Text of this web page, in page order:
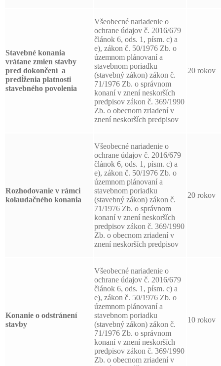
Stavebné konania
vrátane zmien stavby
pred dokončení a
predĺženia platnosti
stavebného povolenia
Všeobecné nariadenie o
ochrane údajov č. 2016/679
článok 6, ods. 1, písm. c) a
e), zákon č. 50/1976 Zb. o
územnom plánovaní a
stavebnom poriadku
(stavebný zákon) zákon č.
71/1976 Zb. o správnom
konaní v znení neskorších
predpisov zákon č. 369/1990
Zb. o obecnom zriadení v
znení neskorších predpisov
20 rokov
Rozhodovanie v rámci
kolaudačného konania
Všeobecné nariadenie o
ochrane údajov č. 2016/679
článok 6, ods. 1, písm. c) a
e), zákon č. 50/1976 Zb. o
územnom plánovaní a
stavebnom poriadku
(stavebný zákon) zákon č.
71/1976 Zb. o správnom
konaní v znení neskorších
predpisov zákon č. 369/1990
Zb. o obecnom zriadení v
znení neskorších predpisov
20 rokov
Konanie o odstránení
stavby
Všeobecné nariadenie o
ochrane údajov č. 2016/679
článok 6, ods. 1, písm. c) a
e), zákon č. 50/1976 Zb. o
územnom plánovaní a
stavebnom poriadku
(stavebný zákon) zákon č.
71/1976 Zb. o správnom
konaní v znení neskorších
predpisov zákon č. 369/1990
Zb. o obecnom zriadení v
10 rokov